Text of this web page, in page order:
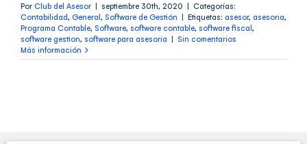
Por Club del Asesor | septiembre 30th, 2020 | Categorías:
Contabilidad, General, Software de Gestión | Etiquetas: asesor, asesoria,
Programa Contable, Software, software contable, software fiscal,
software gestion, software para asesoria | Sin comentarios
Más información